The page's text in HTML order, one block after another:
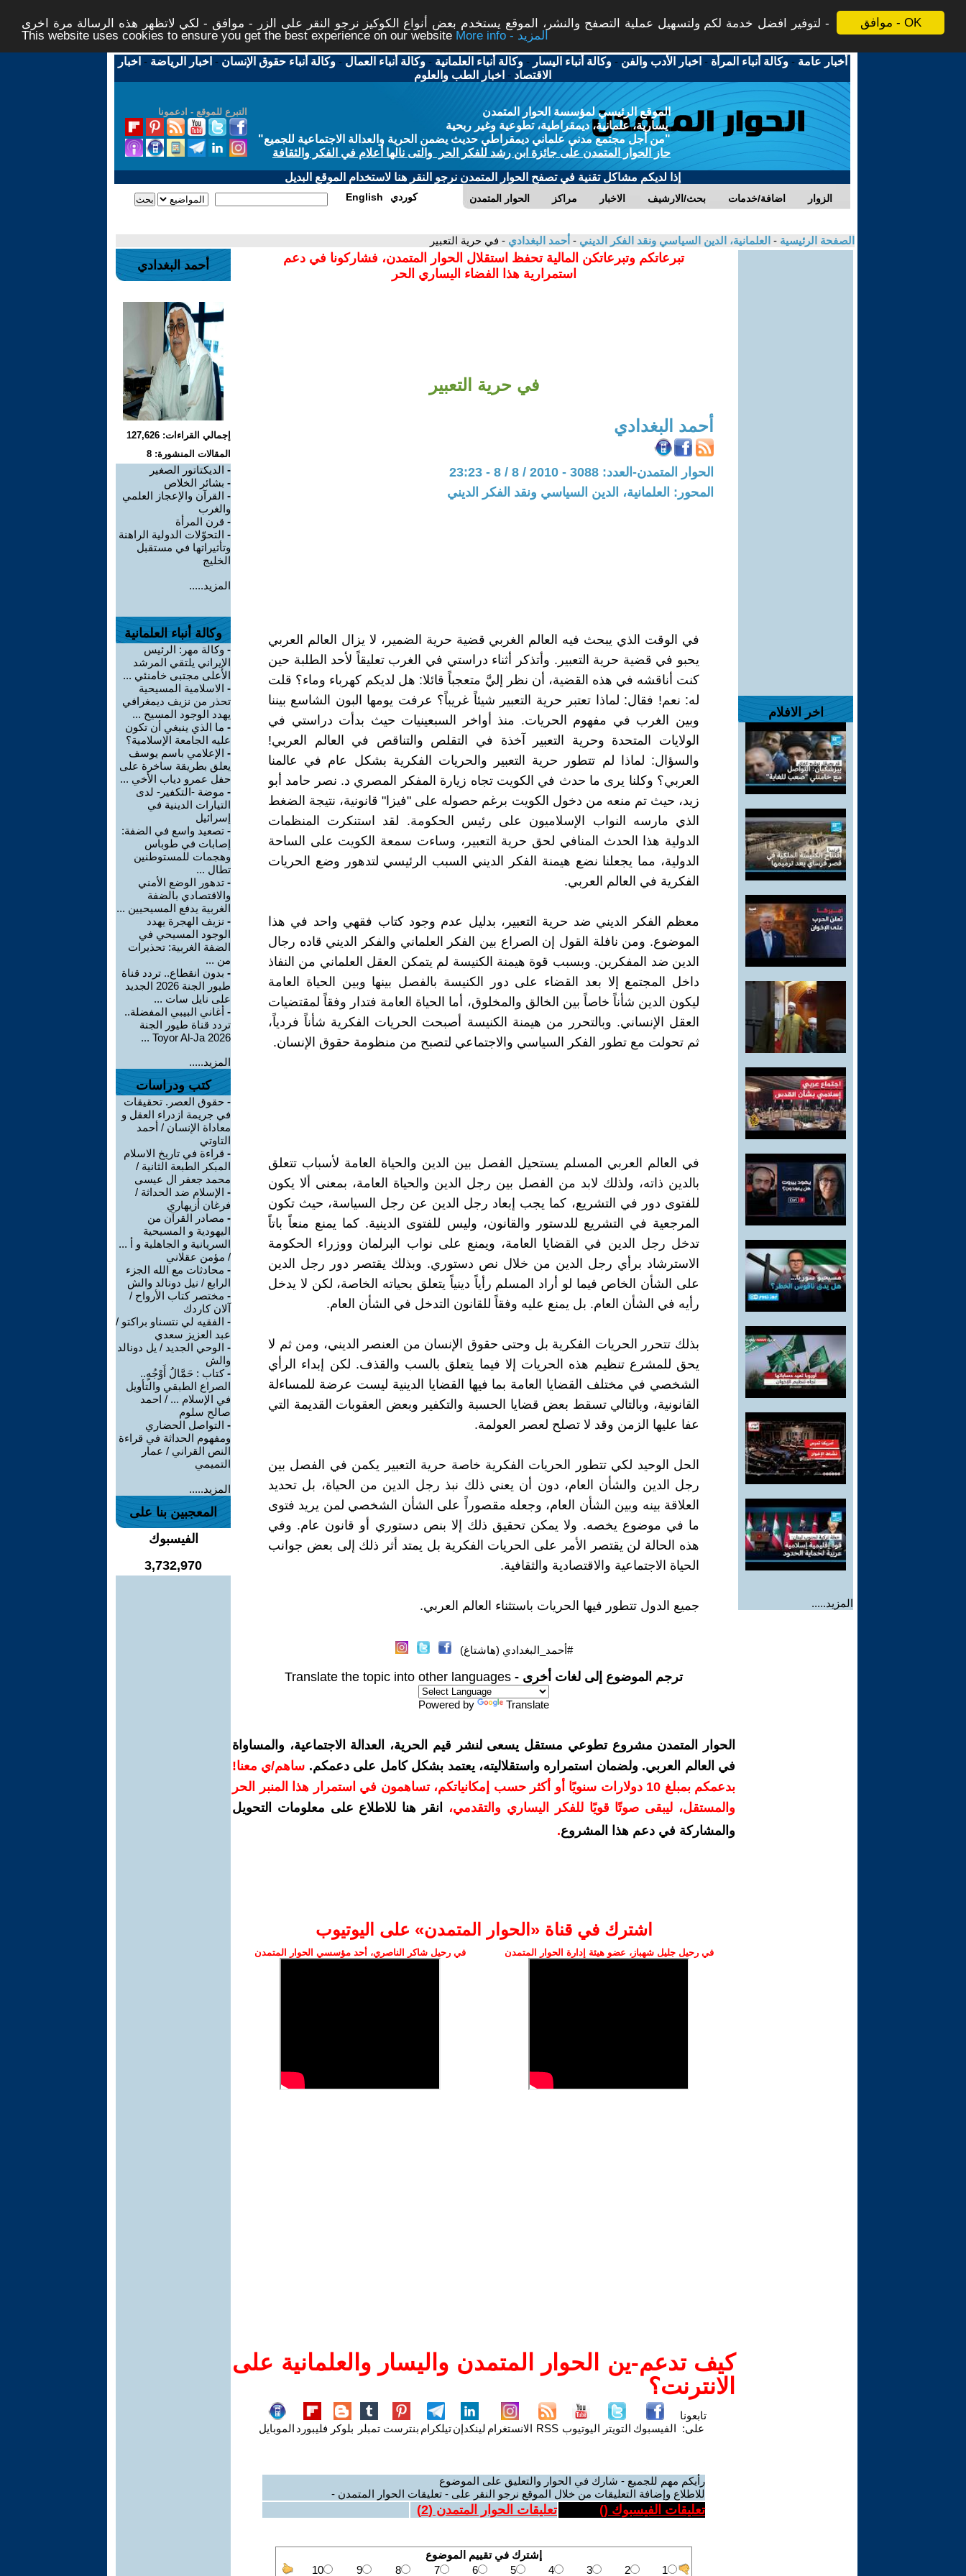
موافق - OK
لتوفير افضل خدمة لكم ولتسهيل عملية التصفح والنشر، الموقع يستخدم بعض أنواع الكوكيز نرجو النقر على الزر - موافق - لكي لاتظهر هذه الرسالة مرة اخرى -
This website uses cookies to ensure you get the best experience on our website
More info - المزيد
أخبار عامة -وكالة أنباء المرأة - اخبار الأدب والفن -وكالة أنباء اليسار -وكالة أنباء العلمانية -وكالة أنباء العمال -وكالة أنباء حقوق الإنسان - اخبار الرياضة - اخبار
الاقتصاد - اخبار الطب والعلوم
التبرع للموقع - ادعمونا
الموقع الرئيسي لمؤسسة الحوار المتمدن
يسارية، علمانية، ديمقراطية، تطوعية وغير ربحية
"من أجل مجتمع مدني علماني ديمقراطي حديث يضمن الحرية والعدالة الاجتماعية للجميع"
حاز الحوار المتمدن على جائزة ابن رشد للفكر الحر والتى نالها أعلام في الفكر والثقافة
إذا لديكم مشاكل تقنية في تصفح الحوار المتمدن نرجو النقر هنا لاستخدام الموقع البديل
الحوار المتمدن مراكز الاخبار بحث/الارشيف اضافة/خدمات الزوار English كوردي
الصفحة الرئيسية - العلمانية، الدين السياسي ونقد الفكر الديني - أحمد البغدادي - في حرية التعبير
اخر الافلام
المزيد.....
تبرعاتكم وتبرعاتكن المالية تحفظ استقلال الحوار المتمدن، فشاركونا في دعم
استمرارية هذا الفضاء اليساري الحر
في حرية التعبير
أحمد البغدادي
الحوار المتمدن-العدد: 3088 - 2010 / 8 / 8 - 23:23
المحور: العلمانية، الدين السياسي ونقد الفكر الديني
في الوقت الذي يبحث فيه العالم الغربي قضية حرية الضمير، لا يزال العالم العربي
يحبو في قضية حرية التعبير. وأتذكر أثناء دراستي في الغرب تعليقاً لأحد الطلبة حين
كنت أناقشه في هذه القضية، أن نظر إليَّ متعجباً قائلا: هل لديكم كهرباء وماء؟ قلت
له: نعم! فقال: لماذا تعتبر حرية التعبير شيئاً غريباً؟ عرفت يومها البون الشاسع بيننا
وبين الغرب في مفهوم الحريات. منذ أواخر السبعينيات حيث بدأت دراستي في
الولايات المتحدة وحرية التعبير آخذة في التقلص والتناقص في العالم العربي!
والسؤال: لماذا لم تتطور حرية التعبير والحريات الفكرية بشكل عام في عالمنا
العربي؟ وكلنا يرى ما حدث في الكويت تجاه زيارة المفكر المصري د. نصر حامد أبو
زيد، حيث تم منعه من دخول الكويت برغم حصوله على "فيزا" قانونية، نتيجة الضغط
الذي مارسه النواب الإسلاميون على رئيس الحكومة. لقد استنكرت المنظمات
الدولية هذا الحدث المنافي لحق حرية التعبير، وساءت سمعة الكويت على الساحة
الدولية، مما يجعلنا نضع هيمنة الفكر الديني السبب الرئيسي لتدهور وضع الحريات
الفكرية في العالم العربي.
معظم الفكر الديني ضد حرية التعبير، بدليل عدم وجود كتاب فقهي واحد في هذا
الموضوع. ومن نافلة القول إن الصراع بين الفكر العلماني والفكر الديني قاده رجال
الدين ضد المفكرين. وبسبب قوة هيمنة الكنيسة لم يتمكن العقل العلماني من النفاذ
داخل المجتمع إلا بعد القضاء على دور الكنيسة بالفصل بينها وبين الحياة العامة
ليكون الدين شأناً خاصاً بين الخالق والمخلوق، أما الحياة العامة فتدار وفقاً لمقتضيات
العقل الإنساني. وبالتحرر من هيمنة الكنيسة أصبحت الحريات الفكرية شأناً فردياً،
ثم تحولت مع تطور الفكر السياسي والاجتماعي لتصبح من منظومة حقوق الإنسان.
في العالم العربي المسلم يستحيل الفصل بين الدين والحياة العامة لأسباب تتعلق
بالدين ذاته، ولذلك لابد من الفصل بين رجل الدين والحياة العامة، بمعنى ألا يكون
للفتوى دور في التشريع، كما يجب إبعاد رجل الدين عن رجل السياسة، حيث تكون
المرجعية في التشريع للدستور والقانون، وليس للفتوى الدينية. كما يمنع منعاً باتاً
تدخل رجل الدين في القضايا العامة، ويمنع على نواب البرلمان ووزراء الحكومة
الاسترشاد برأي رجل الدين من خلال نص دستوري. وبذلك يقتصر دور رجل الدين
على الشأن الخاص فيما لو أراد المسلم رأياً دينياً يتعلق بحياته الخاصة، لكن لا يدخل
رأيه في الشأن العام. بل يمنع عليه وفقاً للقانون التدخل في الشأن العام.
بذلك تتحرر الحريات الفكرية بل وحتى حقوق الإنسان من العنصر الديني، ومن ثم لا
يحق للمشرع تنظيم هذه الحريات إلا فيما يتعلق بالسب والقذف. لكن إبداء الرأي
الشخصي في مختلف القضايا العامة بما فيها القضايا الدينية ليست عرضة للمساءلة
القانونية، وبالتالي تسقط بعض قضايا الحسبة والتكفير وبعض العقوبات القديمة التي
عفا عليها الزمن وقد لا تصلح لعصر العولمة.
الحل الوحيد لكي تتطور الحريات الفكرية خاصة حرية التعبير يكمن في الفصل بين
رجل الدين والشأن العام، دون أن يعني ذلك نبذ رجل الدين من الحياة، بل تحديد
العلاقة بينه وبين الشأن العام، وجعله مقصوراً على الشأن الشخصي لمن يريد فتوى
ما في موضوع يخصه. ولا يمكن تحقيق ذلك إلا بنص دستوري أو قانون عام. وفي
هذه الحالة لن يقتصر الأمر على الحريات الفكرية بل يمتد أثر ذلك إلى بعض جوانب
الحياة الاجتماعية والاقتصادية والثقافية.
جميع الدول تتطور فيها الحريات باستثناء العالم العربي.
#أحمد_البغدادي (هاشتاغ)
ترجم الموضوع إلى لغات أخرى - Translate the topic into other languages
Powered by Translate
الحوار المتمدن مشروع تطوعي مستقل يسعى لنشر قيم الحرية، العدالة الاجتماعية، والمساواة
في العالم العربي. ولضمان استمراره واستقلاليته، يعتمد بشكل كامل على دعمكم. ساهم/ي معنا!
بدعمكم بمبلغ 10 دولارات سنويًا أو أكثر حسب إمكانياتكم، تساهمون في استمرار هذا المنبر الحر
والمستقل، ليبقى صوتًا قويًا للفكر اليساري والتقدمي،
انقر هنا للاطلاع على معلومات التحويل
والمشاركة في دعم هذا المشروع.
اشترك في قناة ‫«الحوار المتمدن» على اليوتيوب
في رحيل جليل شهباز، عضو هيئة إدارة الحوار المتمدن في رحيل شاكر الناصري، أحد مؤسسي الحوار المتمدن
كيف تدعم-ين الحوار المتمدن واليسار والعلمانية على
الانترنت؟
تابعونا
على: الفيسبوك التويتر اليوتيوب RSS الانستغرام لينكدإنتيلكرام بنترست تمبلر بلوكر فليبورد الموبايل
رأيكم مهم للجميع - شارك في الحوار والتعليق على الموضوع
للاطلاع وإضافة التعليقات من خلال الموقع نرجو النقر على - تعليقات الحوار المتمدن -
تعليقات الفيسبوك () تعليقات الحوار المتمدن (2
)
أحمد البغدادي
إجمالي القراءات: 127,626
المقالات المنشورة: 8
- الديكتاتور الصغير
- بشائر الخلاص
- القرآن والإعجاز العلمي
والغرب
- قرن المرأة
- التحوّلات الدولية الراهنة
وتأثيراتها في مستقبل
الخليج
المزيد.....
وكالة أنباء العلمانية
- وكالة مهر: الرئيس
الإيراني يلتقي المرشد
الأعلى مجتبى خامنئي ...
- الاسلامية المسيحية
تحذر من نزيف ديمغرافي
يهدد الوجود المسيح ...
- ما الذي ينبغي أن تكون
عليه الجامعة الإسلامية؟
- الإعلامي باسم يوسف
يعلق بطريقة ساخرة على
حفل عمرو دياب الأخي ...
- موضة -التكفير- لدى
التيارات الدينية في
إسرائيل
- تصعيد واسع في الضفة:
إصابات في طوباس
وهجمات للمستوطنين
تطال ...
- تدهور الوضع الأمني
والاقتصادي بالضفة
الغربية يدفع المسيحيين ...
- نزيف الهجرة يهدد
الوجود المسيحي في
الضفة الغربية: تحذيرات
من ...
- بدون انقطاع.. تردد قناة
طيور الجنة 2026 الجديد
على نايل سات ...
- أغاني البيبي المفضلة..
تردد قناة طيور الجنة
2026 Toyor Al-Ja ...
المزيد.....
كتب ودراسات
- حقوق العصر. تحقيقات
في جريمة ازدراء العقل و
معاداة الإنسان / أحمد
التاوتي
- قراءة في تاريخ الاسلام
المبكر الطبعة الثانية /
محمد جعفر ال عيسى
- الإسلام ضد الحداثة /
فرغان أزيهاري
- مصادر القرآن من
اليهودية و المسيحية
السريانية و الجاهلية و أ ...
/ مؤمن عقلاني
- محادثات مع الله الجزء
الرابع / نيل دونالد والش
- مختصر كتاب الأرواح /
آلان كاردك
- الفقيه لي نتسناو براكتو /
عبد العزيز سعدي
- الوحي الجديد / يل دونالد
والش
-كتاب : حَمَّالُ أَوْجُهٍ..
الصراع الطبقي والتأويل
في الإسلام ... / احمد
صالح سلوم
- التواصل الحضاري
ومفهوم الحداثة في قراءة
النص القراني / عمار
التميمي
المزيد.....
المعجبين بنا على
الفيسبوك
3,732,970